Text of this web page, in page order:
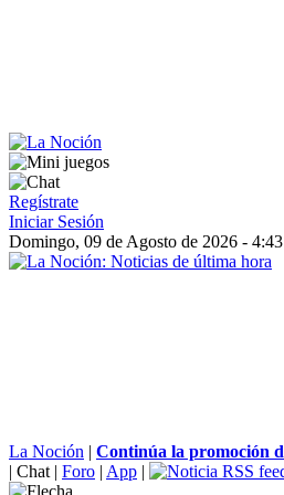
Regístrate
Iniciar Sesión
Domingo, 09 de Agosto de 2026 -
La Noción | Continúa la promoción
| Chat | Foro | App |